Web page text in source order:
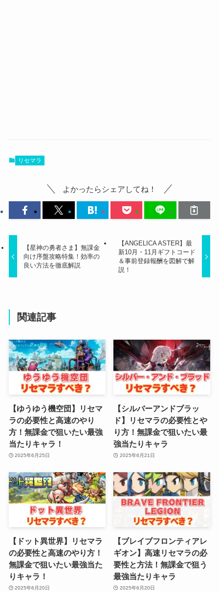
リセマラ
よかったらシェアしてね！
【星神の勇者さま】無課金
向け序盤攻略特集！効率の
良い方法を徹底解説
【ANGELICA ASTER】最
新10月・11月ギフトコード
＆事前登録報酬を図解で解
説！
関連記事
【ゆうゆう機空団】リセマ
ラの必要性と高速のやり
方！無課金で狙いたい最強
当たりキャラ！
2025年6月25日
【シルバーアンドブラッ
ド】リセマラの必要性とや
り方！無課金で狙いたい最
強当たりキャラ
2025年6月21日
【ドット異世界】リセマラ
の必要性と高速のやり方！
無課金で狙いたい最強当た
りキャラ！
2025年6月20日
【ブレイブフロンティアレ
ギオン】高速リセマラの必
要性と方法！無課金で狙う
最強当たりキャラ
2025年6月20日